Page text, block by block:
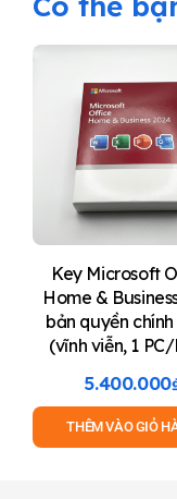
Key Microsoft
Home &
bản quyền
(vĩnh viễn, 1
5.400.000
THÊM VÀO GIỎ